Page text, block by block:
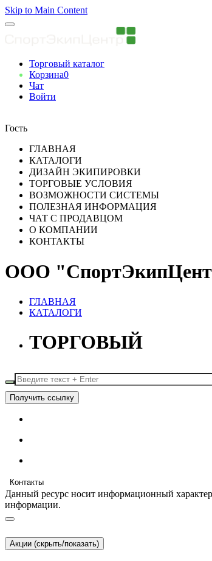
Skip to Main Content
Торговый каталог
Корзина0
Чат
Войти
Гость
ГЛАВНАЯ
КАТАЛОГИ
ДИЗАЙН ЭКИПИРОВКИ
ТОРГОВЫЕ УСЛОВИЯ
ВОЗМОЖНОСТИ СИСТЕМЫ
ПОЛЕЗНАЯ ИНФОРМАЦИЯ
ЧАТ С ПРОДАВЦОМ
О КОМПАНИИ
КОНТАКТЫ
ООО
ГЛАВНАЯ
КАТАЛОГИ
ТОРГОВЫЙ
Получить ссылку
Контакты
Данный ресурс носит информационный
информации.
Акции (скрыть/показать)